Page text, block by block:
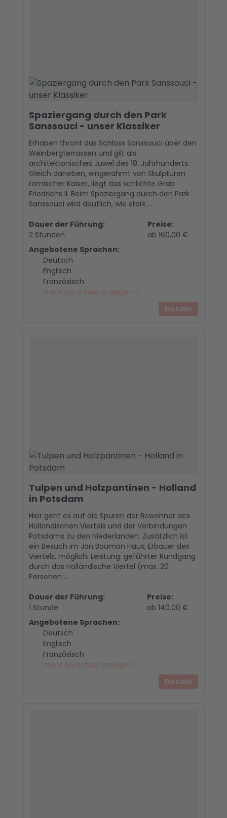
Spaziergang durch den Park
Sanssouci - unser Klassiker
Erhaben thront das Schloss Sanssouci über den
Weinbergterrassen und gilt als
architektonisches Juwel des 18. Jahrhunderts.
Gleich daneben, eingerahmt von Skulpturen
römischer Kaiser, liegt das schlichte Grab
Friedrichs II. Beim Spaziergang durch den Park
Sanssouci wird deutlich, wie stark ...
Dauer der Führung:
2 Stunden
Angebotene Sprachen:
Deutsch
Englisch
Französisch
mehr Sprachen anzeigen »
Preise:
ab 160,00 €
Details
Tulpen und Holzpantinen - Holland
in Potsdam
Hier geht es auf die Spuren der Bewohner des
Holländischen Viertels und der Verbindungen
Potsdams zu den Niederlanden. Zusätzlich ist
ein Besuch im Jan Bouman Haus, Erbauer des
Viertels, möglich. Leistung: geführter Rundgang
durch das Holländische Viertel (max. 20
Personen ...
Dauer der Führung:
1 Stunde
Angebotene Sprachen:
Deutsch
Englisch
Französisch
mehr Sprachen anzeigen »
Preise:
ab 140,00 €
Details